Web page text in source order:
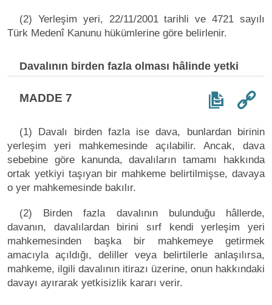
(2) Yerleşim yeri, 22/11/2001 tarihli ve 4721 sayılı
Türk Medenî Kanunu hükümlerine göre belirlenir.
Davalının birden fazla olması hâlinde yetki
MADDE 7
(1) Davalı birden fazla ise dava, bunlardan birinin
yerleşim yeri mahkemesinde açılabilir. Ancak, dava
sebebine göre kanunda, davalıların tamamı hakkında
ortak yetkiyi taşıyan bir mahkeme belirtilmişse, davaya
o yer mahkemesinde bakılır.
(2) Birden fazla davalının bulunduğu hâllerde,
davanın, davalılardan birini sırf kendi yerleşim yeri
mahkemesinden başka bir mahkemeye getirmek
amacıyla açıldığı, deliller veya belirtilerle anlaşılırsa,
mahkeme, ilgili davalının itirazı üzerine, onun hakkındaki
davayı ayırarak yetkisizlik kararı verir.